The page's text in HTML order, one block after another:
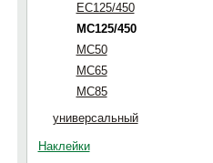
EC125/450
MC125/450
MC50
MC65
MC85
универсальный
Наклейки